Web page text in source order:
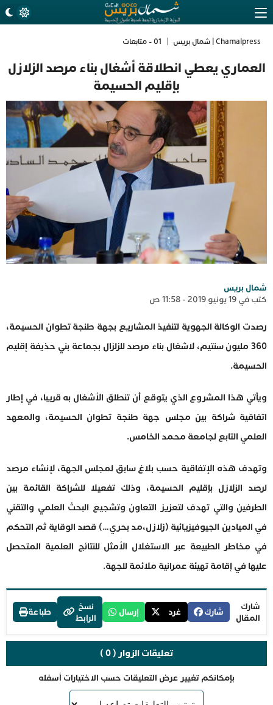
Chamalpress | شمال بريس 01 - متابعات
العماري يعطي انطلاقة أشغال بناء مرصد الزلازل
بإقليم الحسيمة
شمال بريس
كتب في 19 يونيو 2019 - 11:58 ص
رصدت الوكالة الجهوية لتنفيذ المشاريع بجهة طنجة تطوان الحسيمة،
360 مليون سنتيم، لاشغال بناء مرصد للزلزال بجماعة بني حذيفة إقليم
الحسيمة.
ويأتي هذا المشروع الذي يتوقع أن تنطلق الأشغال به قريبا، في إطار
اتفاقية شراكة بين مجلس جهة طنجة تطوان الحسيمة، والمعهد
العلمي التابع لجامعة محمد الخامس.
وتهدف هذه الإتفاقية حسب بلاغ سابق لمجلس الجهة، لإنشاء مرصد
لرصد الزلازل بإقليم الحسيمة، وذلك تفعيلا للشراكة القائمة بين
الطرفين والتي تهدف لتعزيز التعاون وتشجيع البحث العلمي والتقني
في الميادين الجيوفيزيائية (زلازل،مد بحري…) قصد الوقاية ثم التحكم
في مخاطر الطبيعة عبر الاستغلال الأمثل للنتائج العلمية المتحصل
عليها في إقامة تهيئة عمرانية ملائمة للجهة.
شارك
المقال
شارك غرد إرسال
نسخ
الرابط
طباعة
تعليقات الزوار ( 0 )
بإمكانكم تغيير عرض التعليقات حسب الاختيارات أسفله